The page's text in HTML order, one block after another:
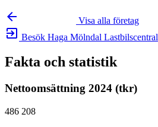
arrow_backward Visa alla företag
exit_to_app Besök Haga Mölndal Lastbilscentral
Fakta och statistik
Nettoomsättning 2024 (tkr)
486 208